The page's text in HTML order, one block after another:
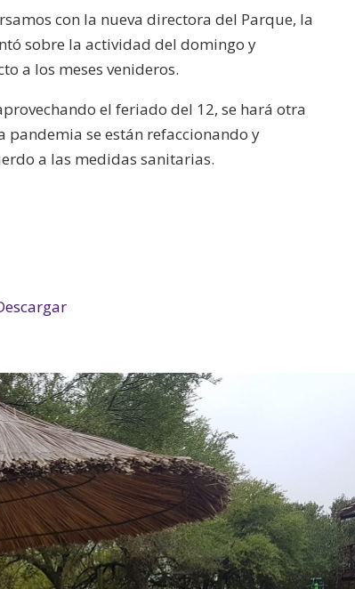
aumentar
el
volumen.
con la nueva directora del Parque, la
sobre la actividad del domingo y
a los meses venideros.
el feriado del 12, se hará otra
pandemia se están refaccionando y
a las medidas sanitarias.